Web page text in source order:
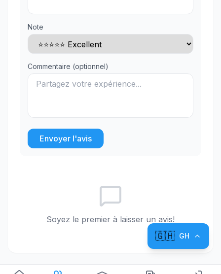
Note
Commentaire (optionnel)
Envoyer l'avis
Soyez le premier à laisser un avis!
🇬🇭 GH